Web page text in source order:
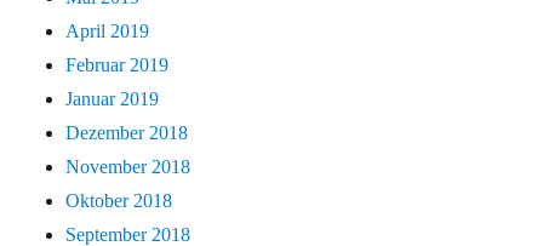
April 2019
Februar 2019
Januar 2019
Dezember 2018
November 2018
Oktober 2018
September 2018